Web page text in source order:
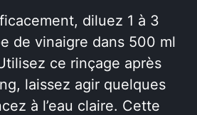
diluez 1 à 3
de vinaigre dans 500 ml
ce rinçage après
laissez agir quelques
à l’eau claire. Cette